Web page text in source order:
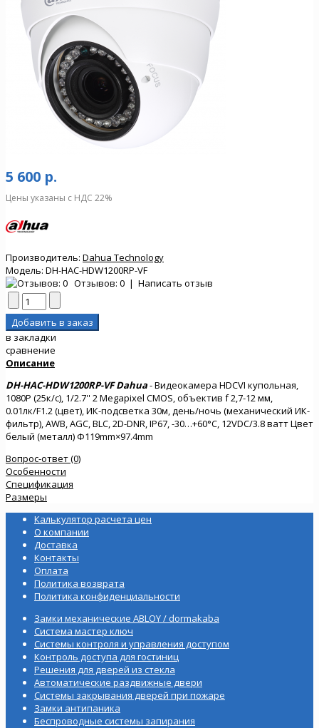
5 600 р.
Цены указаны с НДС 22%
Производитель: Dahua Technology
Модель: DH-HAC-HDW1200RP-VF
Отзывов: 0 | Написать отзыв
в закладки
сравнение
Описание
DH-HAC-HDW1200RP-VF Dahua- Видеокамера HDCVI купольная,
1080P (25к/с), 1/2.7'' 2 Megapixel CMOS, объектив f 2,7-12 мм,
0.01лк/F1.2 (цвет), ИК-подсветка 30м, день/ночь (механический ИК-
фильтр), AWB, AGC, BLC, 2D-DNR, IP67, -30…+60°C, 12VDC/3.8 ватт Цвет
белый (металл) Φ119mm×97.4mm
Вопрос-ответ (0)
Особенности
Спецификация
Размеры
Калькулятор расчета цен
О компании
Доставка
Контакты
Оплата
Политика возврата
Политика конфиденциальности
Замки механические ABLOY / dormakaba
Система мастер ключ
Системы контроля и управления доступом
Контроль доступа для гостиниц
Решения для дверей из стекла
Автоматические раздвижные двери
Системы закрывания дверей при пожаре
Замки антипаника
Беспроводные системы запирания